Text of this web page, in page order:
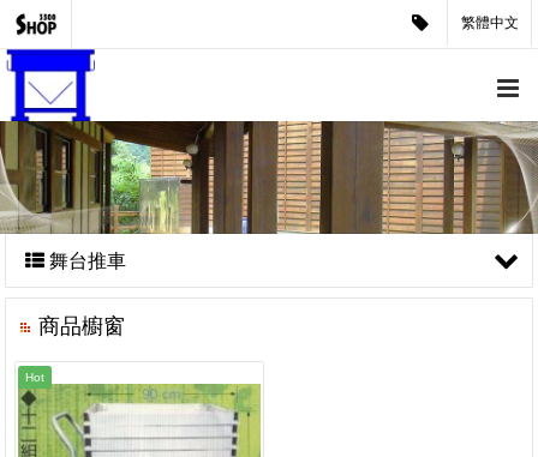
繁體中文
舞台推車
商品櫥窗
Hot